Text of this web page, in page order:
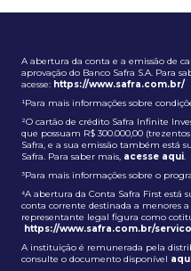
A abertura da conta e a emissão de
aprovação do Banco Safra S.A. Para
acesse: https://www.safra.com.br/
¹Para mais informações sobre
²O cartão de crédito Safra Infinite
que possuam R$ 300.000,00
Safra, e a sua emissão também está
Safra. Para saber mais, acesse aqui.
³Para mais informações sobre o
⁴A abertura da Conta Safra First está
conta corrente destinada a menores
representante legal figura como
https://www.safra.com.br/
A instituição é remunerada pela
consulte o documento disponível